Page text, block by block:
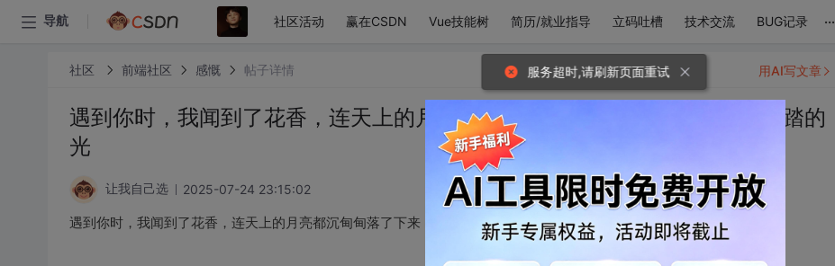
导航 社区活动 赢在CSDN Vue技能树 简历/就业指导 立码吐槽 技术交流 BUG记录 ...
社区 前端社区 感慨 帖子详情
遇到你时，我闻到了花香，连天上的月亮都沉甸甸落了下来，化作你来时所踏的
光
让我自己选 2025-07-24 23:15:02
遇到你时，我闻到了花香，连天上的月亮都沉甸甸落了下来，化作你来时所踏的光
用AI写文章
服务超时,请刷新页面重试